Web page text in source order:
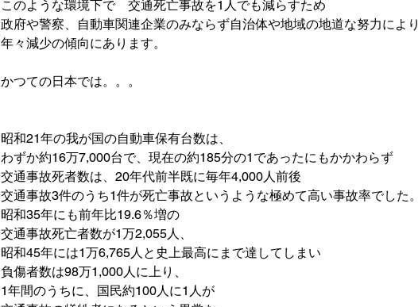
このような環境下で　交通死亡事故を1人でも減らすため
政府や警察、自動車関連企業のみならず自治体や地域の地道な努力により
年々減少の傾向にあります。
かつての日本では。。。
昭和21年の我が国の自動車保有台数は、
わずか約16万7,000台で、現在の約185分の1であったにもかかわらず
交通事故死者数は、20年代前半既に毎年4,000人前後
交通事故3件のうち1件が死亡事故というような極めて高い事故率でした。
昭和35年にも前年比19.6％増の
昭和45年には1万6,765人 と史上最高にまで達してしまい
負傷者数は98万1,000人に上り、
1年間のうちに、国民約100人に1人が